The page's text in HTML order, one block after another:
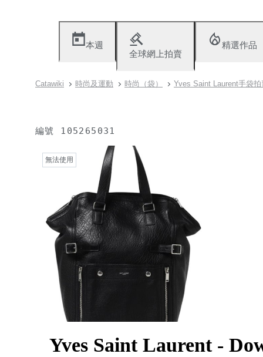
本週
全球網上拍賣
精選作品
Catawiki 時尚及運動 時尚（袋） Yves Saint Laurent手袋拍
編號 105265031
無法使用
Yves Saint Laurent -